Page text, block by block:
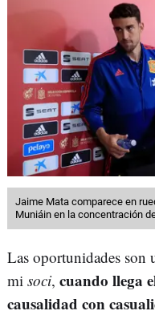
Jaime Mata comparece en
Muniáin en la concentración
Las oportunidades son
mi soci, cuando llega
causalidad con